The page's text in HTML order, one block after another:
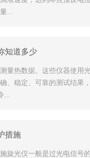
...
知道多少
量热数据。这些仪器使用
、稳定、可靠的测试结果
措施
旋光仪一般是过光电信号